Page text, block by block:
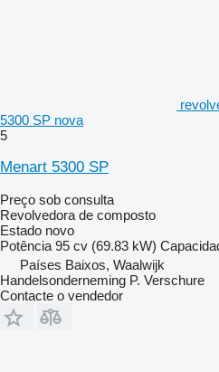
5300 SP nova
5
Menart 5300 SP
Preço sob consulta
Revolvedora de composto
Estado novo
Potência 95 cv (69.83 kW)
Países Baixos, Waalwijk
Handelsonderneming P. Verschure
Contacte o vendedor